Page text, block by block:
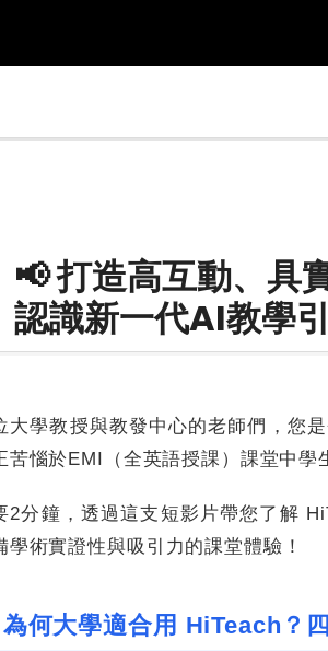
📢 打造高互動、具
認識新一代AI教學
大學教授與教發中心的老師們，您
苦惱於EMI（全英語授課）課堂中學
2分鐘，透過這支短影片帶您了解
學術實證性與吸引力的課堂體驗！
何大學適合用 HiTeach？